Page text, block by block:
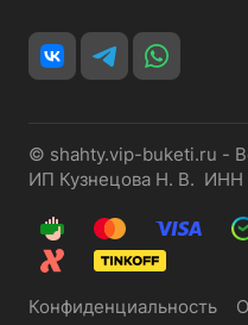
© shahty.vip-buketi.ru -
ИП Кузнецова Н. В. ИНН
Конфиденциальность